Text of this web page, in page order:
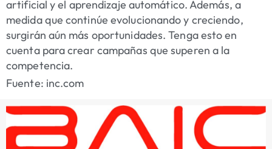
artificial y el aprendizaje automático. Además, a
medida que continúe evolucionando y creciendo,
surgirán aún más oportunidades. Tenga esto en
cuenta para crear campañas que superen a la
competencia.
Fuente: inc.com